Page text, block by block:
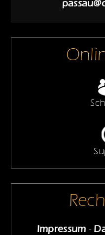
Impressum -